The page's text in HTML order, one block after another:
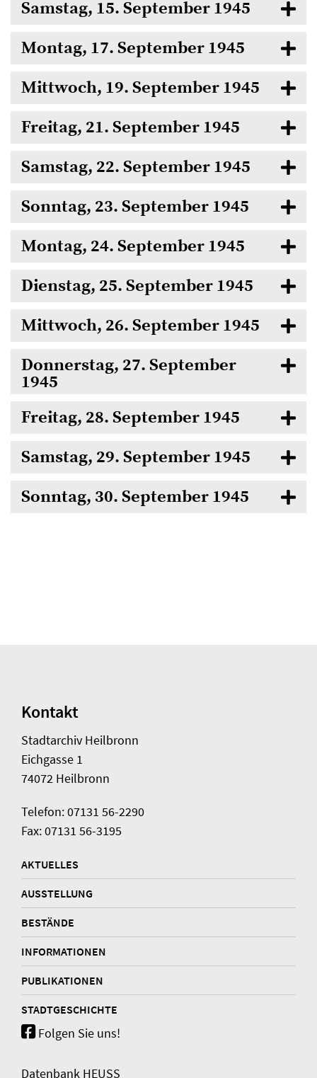
Samstag, 15. September 1945
Montag, 17. September 1945
Mittwoch, 19. September 1945
Freitag, 21. September 1945
Samstag, 22. September 1945
Sonntag, 23. September 1945
Montag, 24. September 1945
Dienstag, 25. September 1945
Mittwoch, 26. September 1945
Donnerstag, 27. September
1945
Freitag, 28. September 1945
Samstag, 29. September 1945
Sonntag, 30. September 1945
Kontakt
Stadtarchiv Heilbronn
Eichgasse 1
74072 Heilbronn
Telefon: 07131 56-2290
Fax: 07131 56-3195
AKTUELLES
AUSSTELLUNG
BESTÄNDE
INFORMATIONEN
PUBLIKATIONEN
STADTGESCHICHTE
Folgen Sie uns!
Datenbank HEUSS